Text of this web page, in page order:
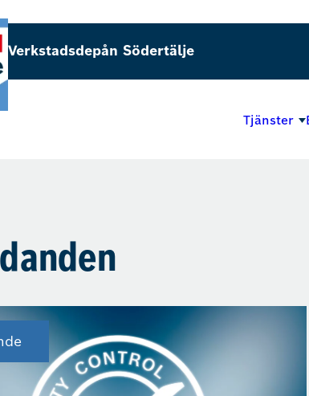
Verkstadsdepån Södertälje
Tjänster